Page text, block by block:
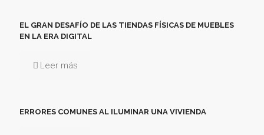
EL GRAN DESAFÍO DE LAS TIENDAS FÍSICAS DE MUEBLES
EN LA ERA DIGITAL
Leer más
ERRORES COMUNES AL ILUMINAR UNA VIVIENDA